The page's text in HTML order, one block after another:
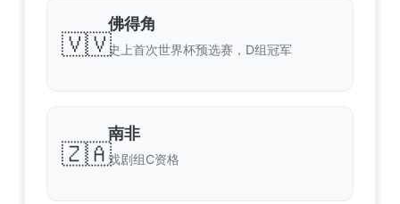
🇻🇻
佛得角
史上首次世界杯预选赛，D组冠军
🇿🇦
南非
戏剧组C资格